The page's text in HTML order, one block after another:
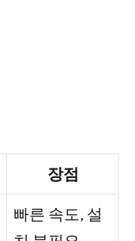
장점
빠른 속도, 설